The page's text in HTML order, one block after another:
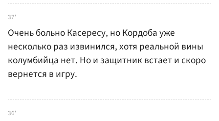
37'
Очень больно Касересу, но Кордоба уже
несколько раз извинился, хотя реальной вины
колумбийца нет. Но и защитник встает и скоро
вернется в игру.
36'